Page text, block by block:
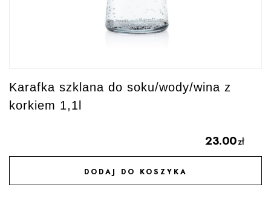
Karafka szklana do soku/wody/wina z
korkiem 1,1l
23.00zł
DODAJ DO KOSZYKA
DODAJ DO ULUBIONYCH